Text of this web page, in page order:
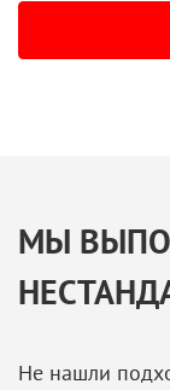
МЫ
Не нашли